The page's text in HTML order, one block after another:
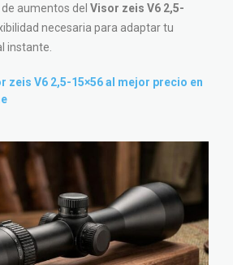
aumentos del Visor zeis V6 2,5-
necesaria para adaptar tu
instante.
zeis V6 2,5-15×56 al mejor precio en